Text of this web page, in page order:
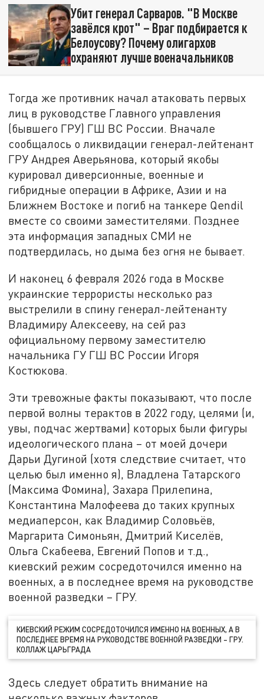
Убит генерал Сарваров. "В Москве
завёлся крот" – Враг подбирается к
Белоусову? Почему олигархов
охраняют лучше военачальников
Тогда же противник начал атаковать первых
лиц в руководстве Главного управления
(бывшего ГРУ) ГШ ВС России. Вначале
сообщалось о ликвидации генерал-лейтенант
ГРУ Андрея Аверьянова, который якобы
курировал диверсионные, военные и
гибридные операции в Африке, Азии и на
Ближнем Востоке и погиб на танкере Qendil
вместе со своими заместителями. Позднее
эта информация западных СМИ не
подтвердилась, но дыма без огня не бывает.
И наконец 6 февраля 2026 года в Москве
украинские террористы несколько раз
выстрелили в спину генерал-лейтенанту
Владимиру Алексееву, на сей раз
официальному первому заместителю
начальника ГУ ГШ ВС России Игоря
Костюкова.
Эти тревожные факты показывают, что после
первой волны терактов в 2022 году, целями (и,
увы, подчас жертвами) которых были фигуры
идеологического плана – от моей дочери
Дарьи Дугиной (хотя следствие считает, что
целью был именно я), Владлена Татарского
(Максима Фомина), Захара Прилепина,
Константина Малофеева до таких крупных
медиаперсон, как Владимир Соловьёв,
Маргарита Симоньян, Дмитрий Киселёв,
Ольга Скабеева, Евгений Попов и т.д.,
киевский режим сосредоточился именно на
военных, а в последнее время на руководстве
военной разведки – ГРУ.
КИЕВСКИЙ РЕЖИМ СОСРЕДОТОЧИЛСЯ ИМЕННО НА ВОЕННЫХ, А В
ПОСЛЕДНЕЕ ВРЕМЯ НА РУКОВОДСТВЕ ВОЕННОЙ РАЗВЕДКИ – ГРУ.
КОЛЛАЖ ЦАРЬГРАДА
Здесь следует обратить внимание на